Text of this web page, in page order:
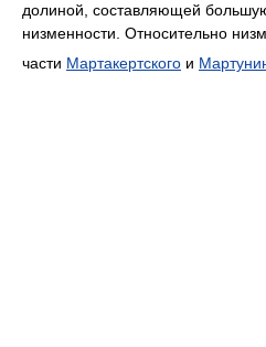
долиной, составляющей
низменности. Относительно
части Мартакертского и